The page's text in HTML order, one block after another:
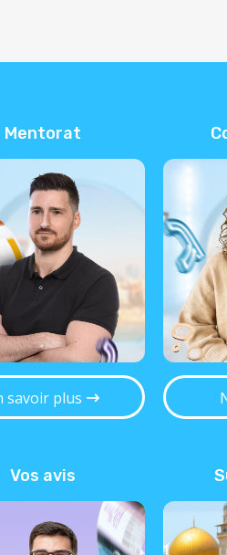
Mentorat
savoir plus
Vos avis